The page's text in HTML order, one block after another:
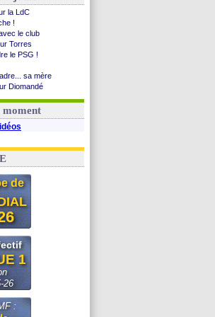
la LdC
!
le club
Torres
le PSG !
sa mère
Diomandé
!
moment
de
1
26
: